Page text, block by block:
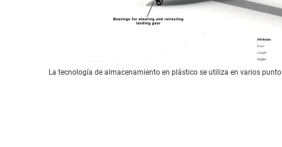
La tecnología de almacenamiento en plástico se utiliza en varios